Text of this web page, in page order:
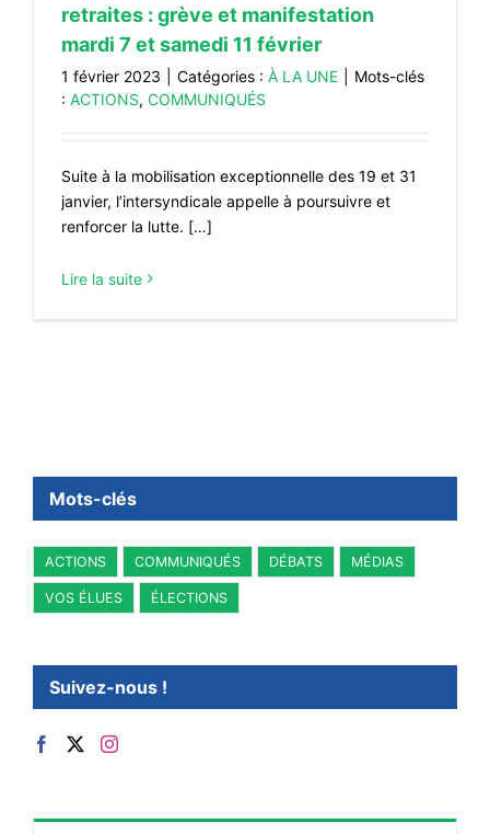
retraites : grève et manifestation
mardi 7 et samedi 11 février
1 février 2023 Catégories : À LA UNE
Mots-clés
: ACTIONS, COMMUNIQUÉS
Suite à la mobilisation exceptionnelle des 19 et 31
janvier, l’intersyndicale appelle à poursuivre et
renforcer la lutte. […]
Lire la suite
Mots-clés
ACTIONS COMMUNIQUÉS DÉBATS MÉDIAS
VOS ÉLUES ÉLECTIONS
Suivez-nous !